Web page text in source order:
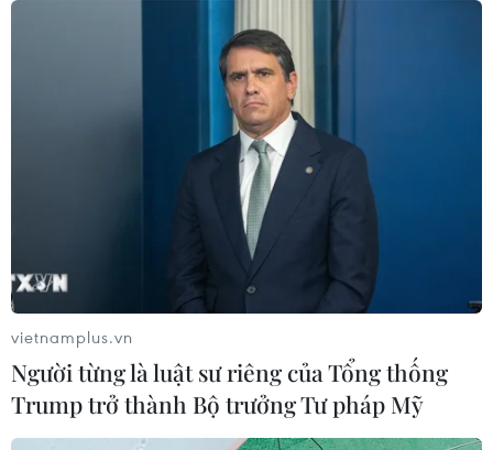
phủ Mỹ, đã phản đối việc cấp phép cho công ty viễn
thông di động China Mobile hoạt động ở Mỹ, viện dẫn
những nguy cơ đe dọa an ninh quốc gia.
vietnamplus.vn
Người từng là luật sư riêng của Tổng thống
Trump trở thành Bộ trưởng Tư pháp Mỹ